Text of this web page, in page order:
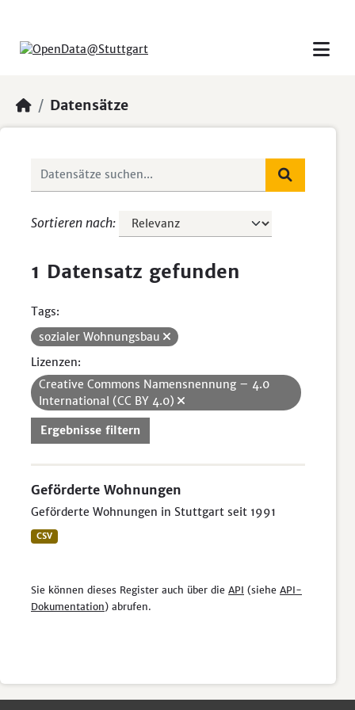
Datensätze
Sortieren nach
1 Datensatz gefunden
Tags:
sozialer Wohnungsbau
Lizenzen:
Creative Commons Namensnennung – 4.0
International (CC BY 4.0)
Ergebnisse filtern
Geförderte Wohnungen
Geförderte Wohnungen in Stuttgart seit 1991
CSV
Sie können dieses Register auch über die API (siehe API-
Dokumentation) abrufen.